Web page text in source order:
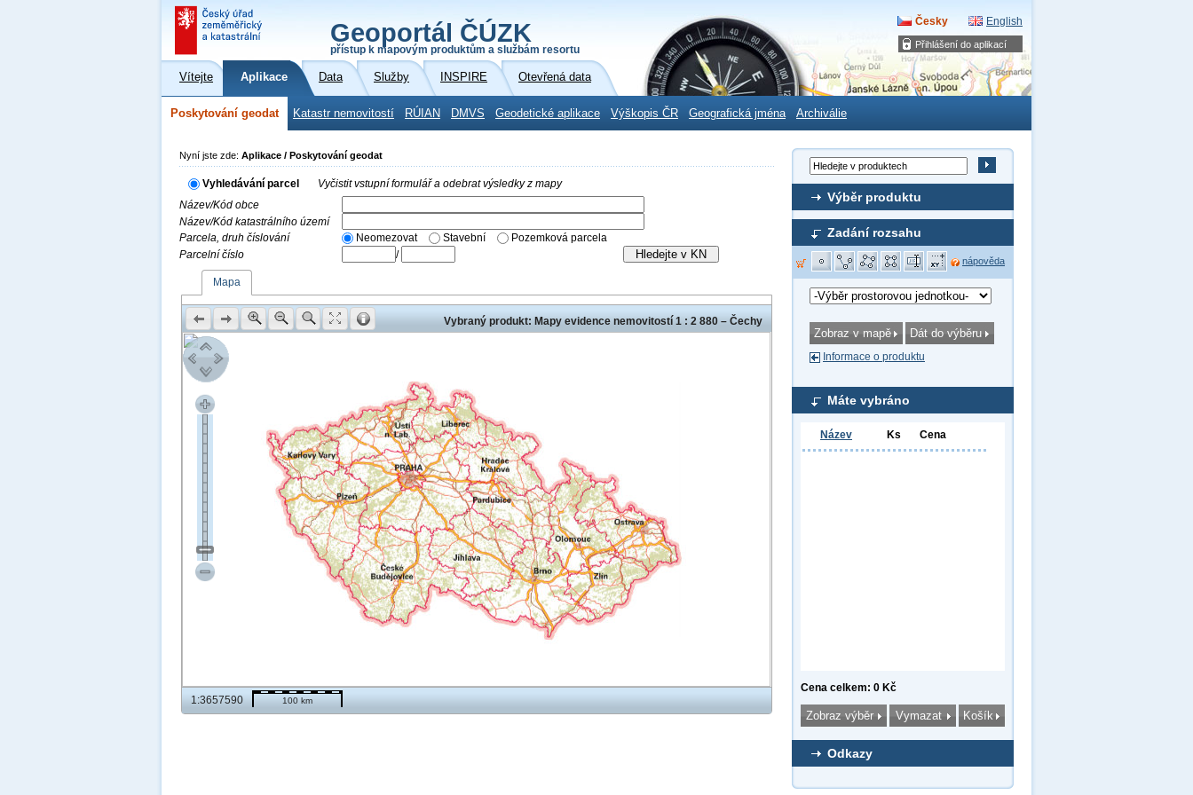
Přihlášení do aplikací
Geoportál ČÚZK
přístup k mapovým produktům a službám resortu
Česky English
Vítejte Aplikace Data Služby INSPIRE Otevřená data
Poskytování geodat Katastr nemovitostí RÚIAN DMVS Geodetické aplikace Výškopis ČR Geografická jména Archiválie
Výběr produktu
Zadání rozsahu
nápověda
Informace o produktu
Máte vybráno
Název Ks Cena
Cena celkem: 0 Kč
Odkazy
Nyní jste zde: Aplikace / Poskytování geodat
Vyhledávání parcel
Vyčistit vstupní formulář a odebrat výsledky z mapy
Název/Kód obce
Název/Kód katastrálního území
Parcela, druh číslování
Neomezovat Stavební
Pozemková parcela
Parcelní číslo
/
Mapa
Vybraný produkt: Mapy evidence nemovitostí 1 : 2 880 – Čechy
1:3657590 100 km